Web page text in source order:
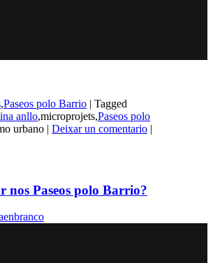
,Paseos polo Barrio | Tagged
anllo,microprojets,Paseos polo
urbano | Deixar un comentario |
nos Paseos polo Barrio?